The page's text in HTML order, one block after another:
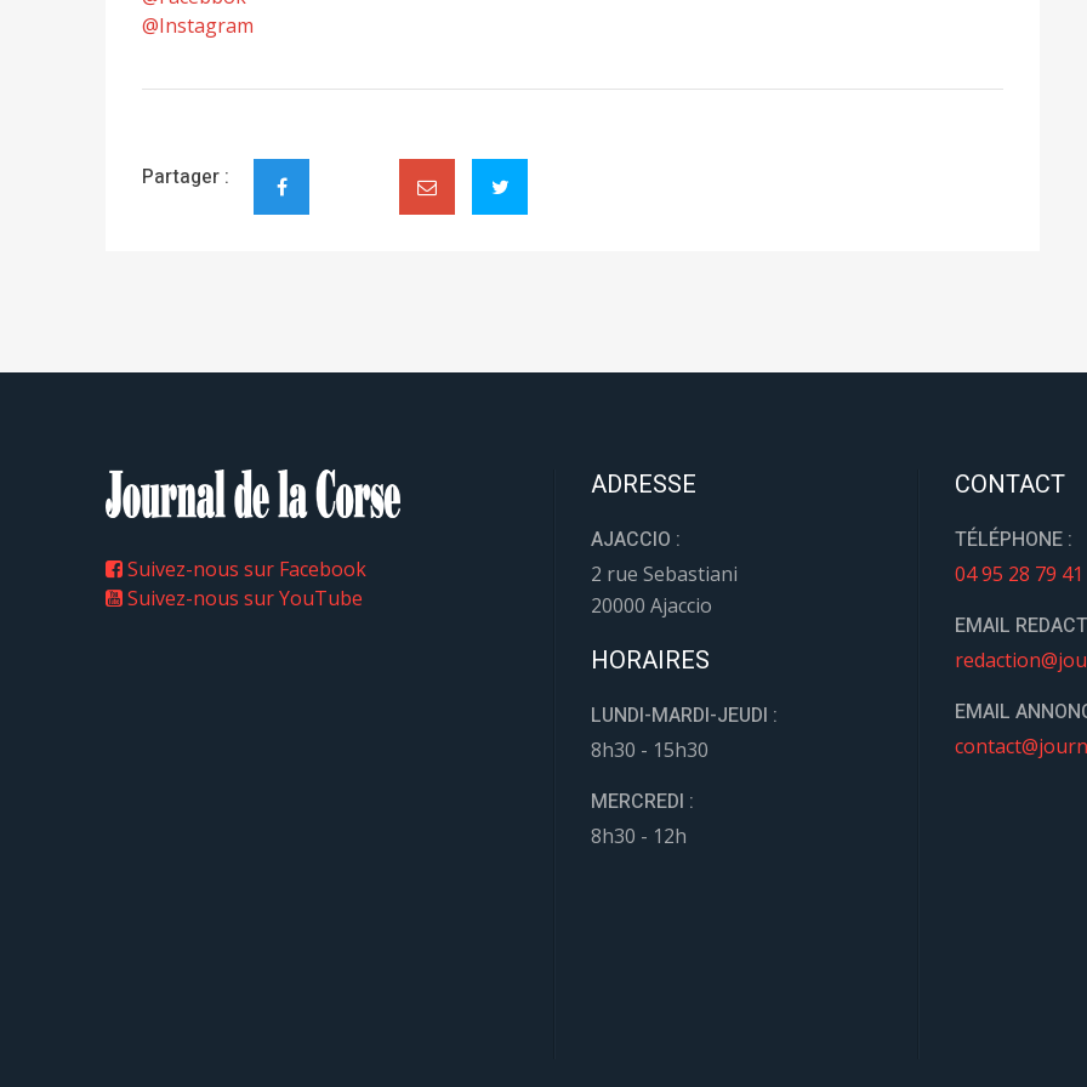
@Instagram
Partager :
Suivez-nous sur Facebook
Suivez-nous sur YouTube
ADRESSE
AJACCIO :
2 rue Sebastiani
20000 Ajaccio
HORAIRES
LUNDI-MARDI-JEUDI :
8h30 - 15h30
MERCREDI :
8h30 - 12h
CONTACT
TÉLÉPHONE :
04 95 28 79 41
EMAIL
EMAIL